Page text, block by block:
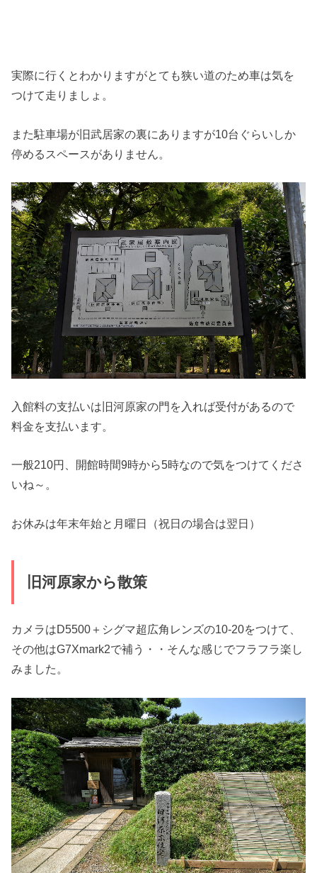
実際に行くとわかりますがとても狭い道のため車は気を
つけて走りましょ。
また駐車場が旧武居家の裏にありますが10台ぐらいしか
停めるスペースがありません。
入館料の支払いは旧河原家の門を入れば受付があるので
料金を支払います。
一般210円、開館時間9時から5時なので気をつけてくださ
いね～。
お休みは年末年始と月曜日（祝日の場合は翌日）
旧河原家から散策
カメラはD5500＋シグマ超広角レンズの10-20をつけて、
その他はG7Xmark2で補う・・そんな感じでフラフラ楽し
みました。